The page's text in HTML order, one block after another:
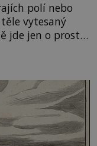
polí nebo
vytesaný
jde jen o prostý
zapomenuté
z nich mají
kdy se vrah a
na usmíření.